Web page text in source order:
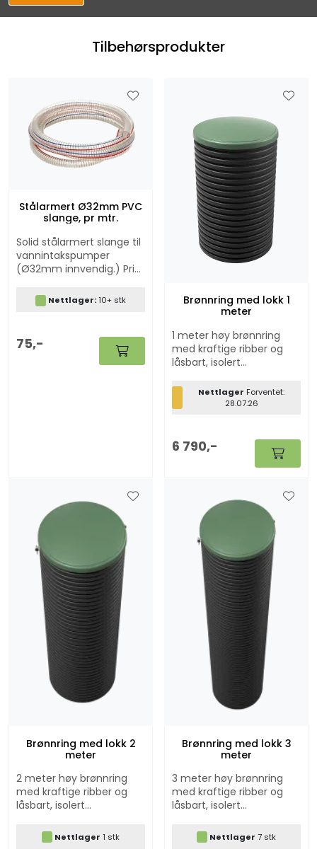
Tilbehørsprodukter
Stålarmert Ø32mm PVC
slange, pr mtr.
Solid stålarmert slange til
vannintakspumper
(Ø32mm innvendig.) Pris
Nettlager:10+ stk
75,-
Brønnring med lokk 1
meter
1 meter høy brønnring
med kraftige ribber og
låsbart, isolert
630mm.Nettlager Forventet:
28.07.26
6 790,-
Brønnring med lokk 2
meter
2 meter høy brønnring
med kraftige ribber og
låsbart, isolert
630mm.Nettlager 1 stk
Brønnring med lokk 3
meter
3 meter høy brønnring
med kraftige ribber og
låsbart, isolert
630mm.Nettlager 7 stk